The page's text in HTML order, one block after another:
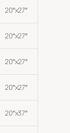
20″x27″
20″x27″
20″x27″
20″x27″
20″x37″